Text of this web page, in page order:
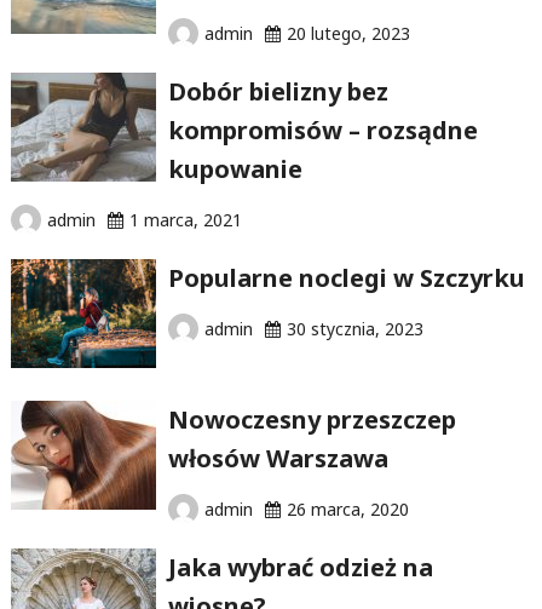
admin 20 lutego, 2023
Dobór bielizny bez
kompromisów – rozsądne
kupowanie
admin 1 marca, 2021
Popularne noclegi w Szczyrku
admin 30 stycznia, 2023
Nowoczesny przeszczep
włosów Warszawa
admin 26 marca, 2020
Jaka wybrać odzież na